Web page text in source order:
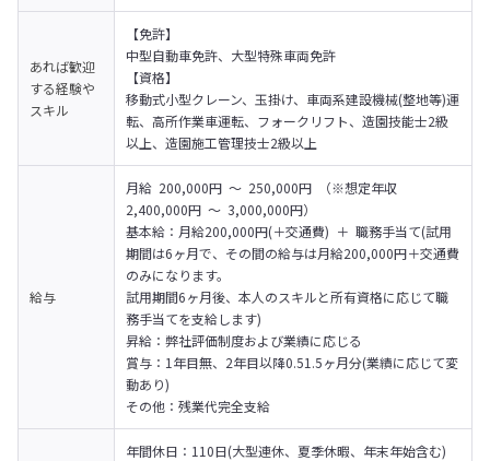
あれば歓迎
する経験や
スキル
【免許】
中型自動車免許、大型特殊車両免許
【資格】
移動式小型クレーン、玉掛け、車両系建設機械(整地等)運
転、高所作業車運転、フォークリフト、造園技能士2級
以上、造園施工管理技士2級以上
給与
月給 200,000円 ～ 250,000円 （※想定年収
2,400,000円 ～ 3,000,000円）
基本給：月給200,000円(＋交通費) ＋ 職務手当て(試用
期間は6ヶ月で、その間の給与は月給200,000円＋交通費
のみになります。
試用期間6ヶ月後、本人のスキルと所有資格に応じて職
務手当てを支給します)
昇給：弊社評価制度および業績に応じる
賞与：1年目無、2年目以降0.51.5ヶ月分(業績に応じて変
動あり)
その他：残業代完全支給
年間休日：110日(大型連休、夏季休暇、年末年始含む)